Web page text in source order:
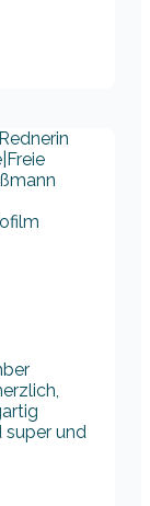
super und